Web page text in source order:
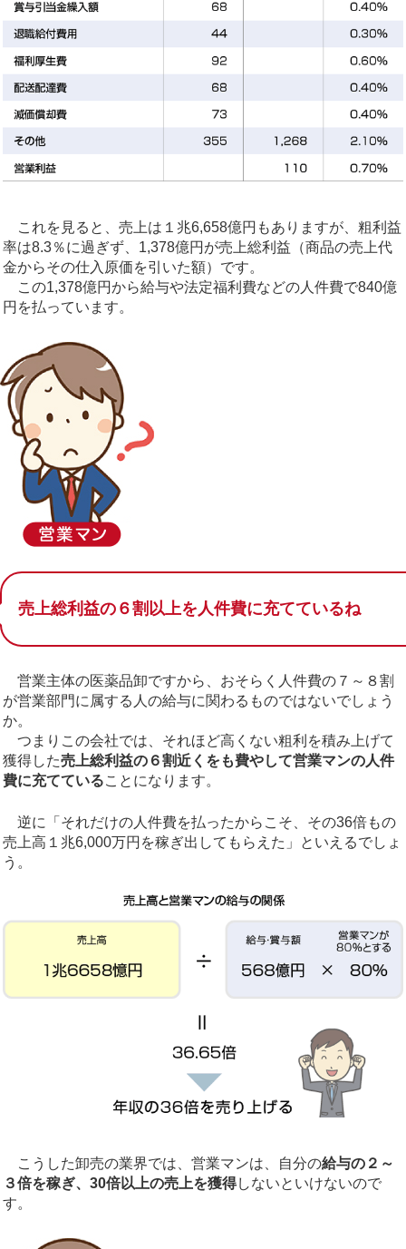
これを見ると、売上は１兆6,658億円もありますが、粗利益
率は8.3％に過ぎず、1,378億円が売上総利益（商品の売上代
金からその仕入原価を引いた額）です。
この1,378億円から給与や法定福利費などの人件費で840億
円を払っています。
売上総利益の６割以上を人件費に充てているね
営業主体の医薬品卸ですから、おそらく人件費の７～８割
が営業部門に属する人の給与に関わるものではないでしょう
か。
つまりこの会社では、それほど高くない粗利を積み上げて
獲得した売上総利益の６割近くをも費やして営業マンの人件
費に充てていることになります。
逆に「それだけの人件費を払ったからこそ、その36倍もの
売上高１兆6,000万円を稼ぎ出してもらえた」といえるでしょ
う。
こうした卸売の業界では、営業マンは、自分の給与の２～
３倍を稼ぎ、30倍以上の売上を獲得しないといけないので
す。